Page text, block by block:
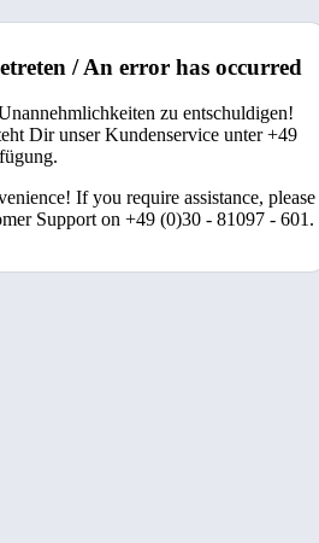
/ An error has occurred
zu entschuldigen!
Dir unser Kundenservice unter +49
If you require assistance, please
Support on +49 (0)30 - 81097 - 601.